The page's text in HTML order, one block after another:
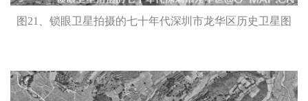
图21、锁眼卫星拍摄的七十年代深圳市龙华区历史卫星图